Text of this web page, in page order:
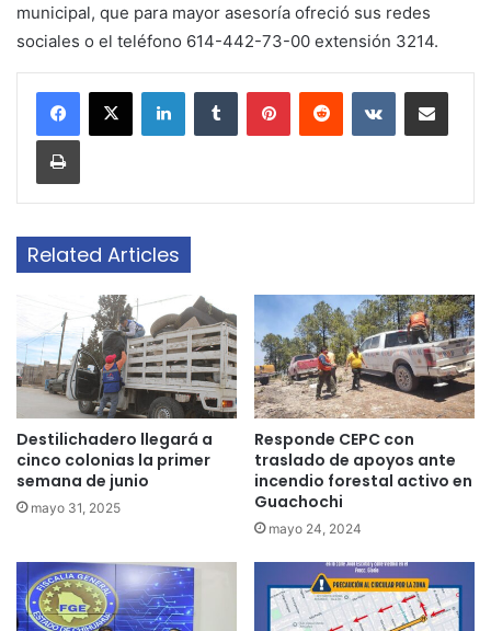
municipal, que para mayor asesoría ofreció sus redes
sociales o el teléfono 614-442-73-00 extensión 3214.
LinkedInTumblr PinterestReddit VKontakteShare via Email
Print
Related Articles
Destilichadero llegará a
cinco colonias la primer
semana de junio
mayo 31, 2025
Responde CEPC con
traslado de apoyos ante
incendio forestal activo en
Guachochi
mayo 24, 2024